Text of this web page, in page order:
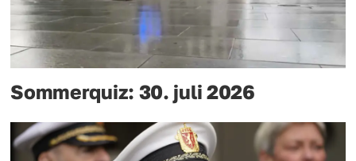
Sommerquiz: 30. juli 2026